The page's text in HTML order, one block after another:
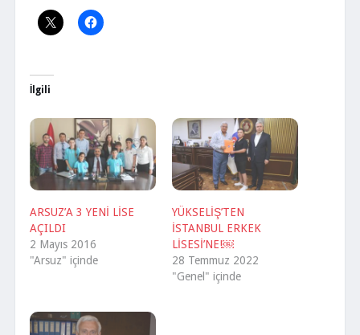
İlgili
ARSUZ’A 3 YENİ LİSE
AÇILDI
2 Mayıs 2016
"Arsuz" içinde
YÜKSELİŞ’TEN
İSTANBUL ERKEK
LİSESİ’NE!￼
28 Temmuz 2022
"Genel" içinde